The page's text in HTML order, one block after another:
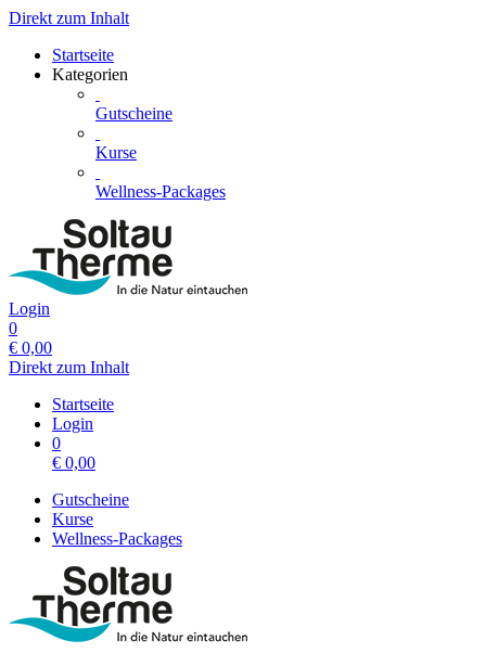
Direkt zum Inhalt
Startseite
Kategorien
Gutscheine
Kurse
Wellness-Packages
Login
0
€ 0,00
Direkt zum Inhalt
Startseite
Login
0
€ 0,00
Gutscheine
Kurse
Wellness-Packages